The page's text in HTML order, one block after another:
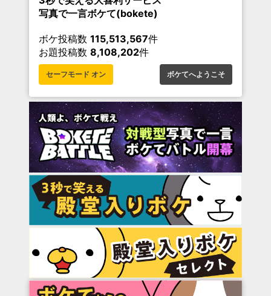
写真で一言ボケて(bokete)
ボケ投稿数 115,513,567件
お題投稿数 8,108,202件
セーフモード オン ボケてへようこそ